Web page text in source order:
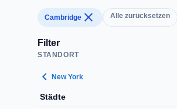
Cambridge close Alle zurücksetzen
Filter
STANDORT
chevron_left New York
Städte